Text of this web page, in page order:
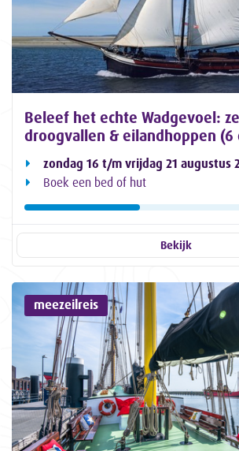
Beleef het echte Wadgevoel:
droogvallen & eilandhoppen (6
zondag 16 t/m vrijdag 21 augustus
Boek een bed of hut
Bekijk
meezeilreis